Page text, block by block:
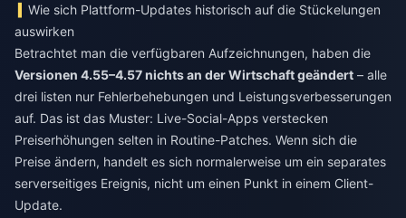
Wie sich Plattform-Updates historisch auf die Stückelungen
auswirken
Betrachtet man die verfügbaren Aufzeichnungen, haben die
Versionen 4.55–4.57 nichts an der Wirtschaft geändert – alle
drei listen nur Fehlerbehebungen und Leistungsverbesserungen
auf. Das ist das Muster: Live-Social-Apps verstecken
Preiserhöhungen selten in Routine-Patches. Wenn sich die
Preise ändern, handelt es sich normalerweise um ein separates
serverseitiges Ereignis, nicht um einen Punkt in einem Client-
Update.